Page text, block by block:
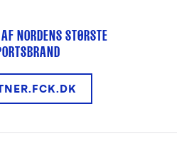
NORDENS STØRSTE